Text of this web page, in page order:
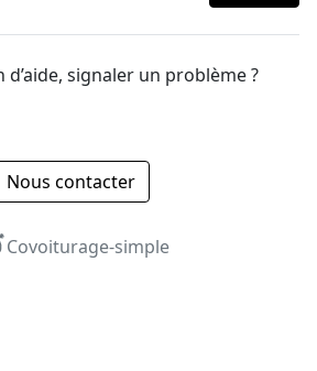
d’aide, signaler un problème ?
Nous contacter
Covoiturage-simple